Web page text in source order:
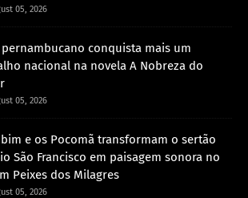
05, 2026
conquista mais um
nacional na novela A Nobreza do
05, 2026
e os Pocomã transformam o sertão
São Francisco em paisagem sonora no
Peixes dos Milagres
05, 2026